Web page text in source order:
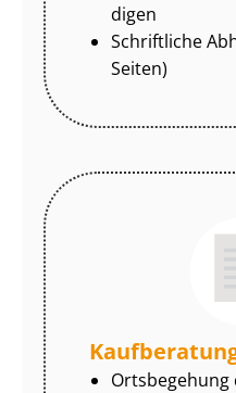
di­gen
Schriftliche
Seiten)